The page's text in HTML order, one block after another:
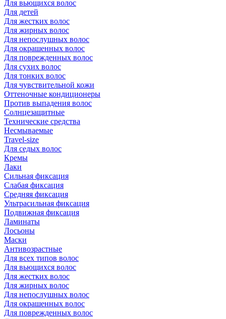
Для вьющихся волос
Для детей
Для жестких волос
Для жирных волос
Для непослушных волос
Для окрашенных волос
Для поврежденных волос
Для сухих волос
Для тонких волос
Для чувствительной кожи
Оттеночные кондиционеры
Против выпадения волос
Солнцезащитные
Технические средства
Несмываемые
Travel-size
Для седых волос
Кремы
Лаки
Сильная фиксация
Слабая фиксация
Средняя фиксация
Ультрасильная фиксация
Подвижная фиксация
Ламинаты
Лосьоны
Маски
Антивозрастные
Для всех типов волос
Для вьющихся волос
Для жестких волос
Для жирных волос
Для непослушных волос
Для окрашенных волос
Для поврежденных волос